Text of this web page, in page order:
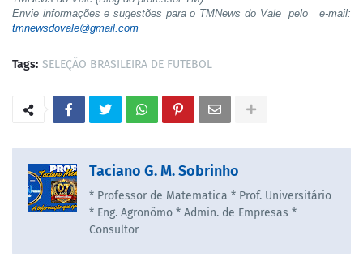
Envie informações e sugestões para o TMNews do Vale pelo e-mail:
tmnewsdovale@gmail.com
Tags: SELEÇÃO BRASILEIRA DE FUTEBOL
Taciano G. M. Sobrinho
* Professor de Matematica * Prof. Universitário
* Eng. Agronômo * Admin. de Empresas *
Consultor